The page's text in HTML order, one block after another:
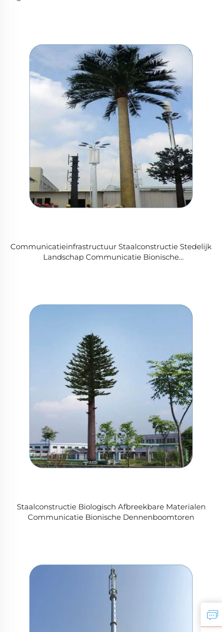
Communicatieinfrastructuur Staalconstructie Stedelijk
Landschap Communicatie Bionische
Staalconstructie Biologisch Afbreekbare Materialen
Communicatie Bionische Dennenboomtoren